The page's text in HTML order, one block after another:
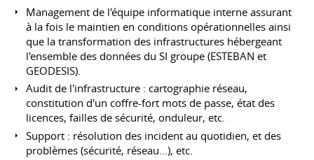
Management de l'équipe informatique interne assurant
à la fois le maintien en conditions opérationnelles ainsi
que la transformation des infrastructures hébergeant
l'ensemble des données du SI groupe (ESTEBAN et
GEODESIS).
Audit de l'infrastructure : cartographie réseau,
constitution d'un coffre-fort mots de passe, état des
licences, failles de sécurité, onduleur, etc.
Support : résolution des incident au quotidien, et des
problèmes (sécurité, réseau...), etc.